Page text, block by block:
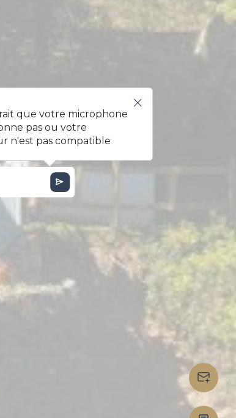
que votre microphone
pas ou votre
n'est pas compatible